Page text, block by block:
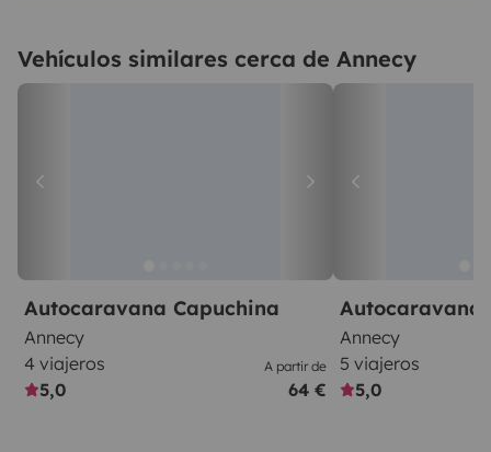
Vehículos similares cerca de Annecy
Autocaravana Capuchina
Annecy
4 viajeros
5,0
A partir de
64 €
Autocaravana
Annecy
5 viajeros
5,0